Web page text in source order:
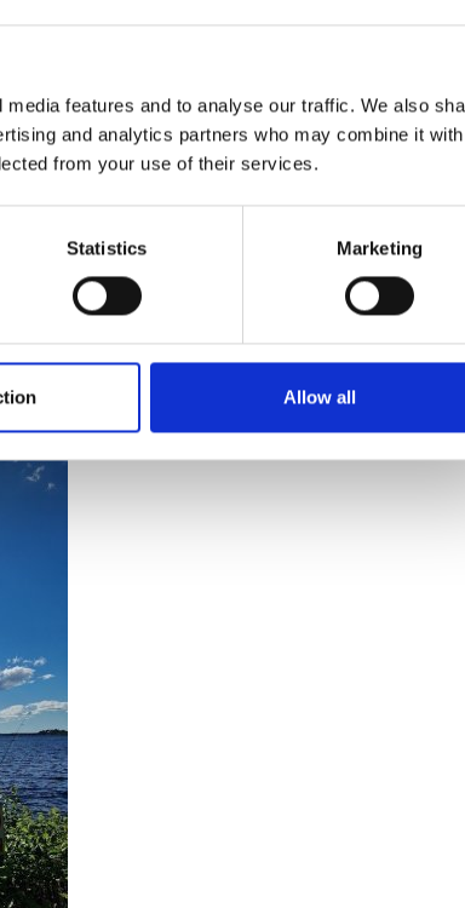
features and to analyse our traffic. We also
and analytics partners who may combine it with
from your use of their services.
Statistics Marketing
Allow all
ollut autokorjaamo-, ilmastointi- ja
lisää Jutta ja nauraa heleästi. Työelämässä olen ollut
sekä vastaanottovirkailijan työnkuvissa.
näkyvyys, näkyvyys, näkyvyys, he sanovat.
Tietoiskuja eri kanavissa.
vauvasta vaariin. Jigikalastus tarkoittaa
on ollut täkyongintaa, jossa on
pientä kalaa.